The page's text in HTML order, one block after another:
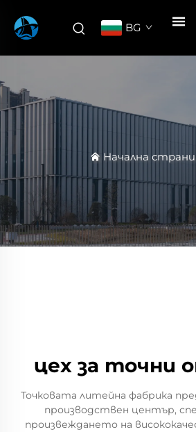
BG
Начална
цех за точни
Точковата литейна фабрика
производствен център,
произвеждането на